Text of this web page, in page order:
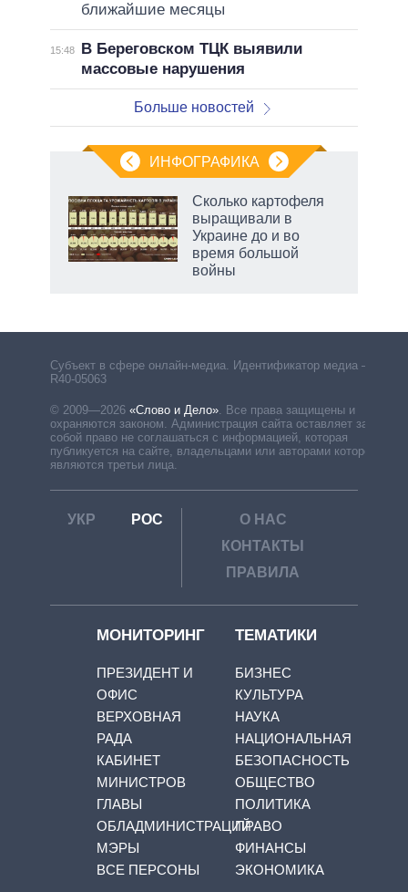
ближайшие месяцы
15:48
В Береговском ТЦК выявили
массовые нарушения
Больше новостей
ИНФОГРАФИКА
Сколько картофеля
выращивали в
Украине до и во
время большой
войны
Субъект в сфере онлайн-медиа. Идентификатор медиа –
R40-05063
© 2009—2026 «Слово и Дело». Все права защищены и
охраняются законом. Администрация сайта оставляет за
собой право не соглашаться с информацией, которая
публикуется на сайте, владельцами или авторами которой
являются третьи лица.
УКР РОС
О НАС
КОНТАКТЫ
ПРАВИЛА
МОНИТОРИНГ
ПРЕЗИДЕНТ И
ОФИС
ВЕРХОВНАЯ
РАДА
КАБИНЕТ
МИНИСТРОВ
ГЛАВЫ
ОБЛАДМИНИСТРАЦИЙ
МЭРЫ
ВСЕ ПЕРСОНЫ
ТЕМАТИКИ
БИЗНЕС
КУЛЬТУРА
НАУКА
НАЦИОНАЛЬНАЯ
БЕЗОПАСНОСТЬ
ОБЩЕСТВО
ПОЛИТИКА
ПРАВО
ФИНАНСЫ
ЭКОНОМИКА